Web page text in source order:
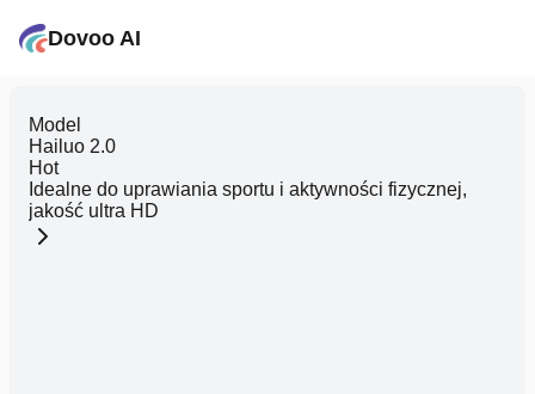
Dovoo AI
Model
Hailuo 2.0
Hot
Idealne do uprawiania sportu i aktywności fizycznej,
jakość ultra HD